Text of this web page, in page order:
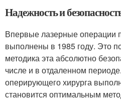
Надежность и
Впервые лазерные операции
выполнены в 1985 году. Это
методика эта абсолютно
числе и в отдаленном
оперирующего хирурга
становится оптимальным